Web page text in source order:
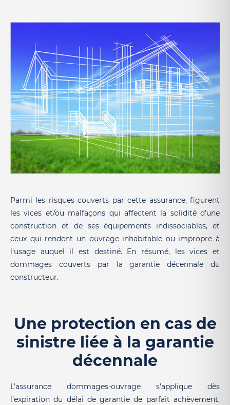
Parmi les risques couverts par cette assurance, figurent
les vices et/ou malfaçons qui affectent la solidité d’une
construction et de ses équipements indissociables, et
ceux qui rendent un ouvrage inhabitable ou impropre à
l’usage auquel il est destiné. En résumé, les vices et
dommages couverts par la garantie décennale du
constructeur.
Une protection en cas de
sinistre liée à la garantie
décennale
L’assurance dommages-ouvrage s’applique dès
l’expiration du délai de garantie de parfait achèvement,